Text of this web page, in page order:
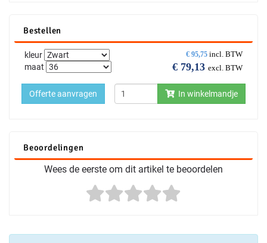
Bestellen
€ 95,75 incl. BTW
€ 79,13 excl. BTW
kleur
maat
In winkelmandje
Offerte aanvragen
Beoordelingen
Wees de eerste om dit artikel te beoordelen